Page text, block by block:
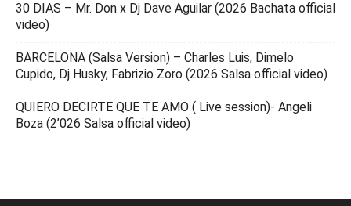
30 DIAS – Mr. Don x Dj Dave Aguilar (2026 Bachata official
video)
BARCELONA (Salsa Version) – Charles Luis, Dimelo
Cupido, Dj Husky, Fabrizio Zoro (2026 Salsa official video)
QUIERO DECIRTE QUE TE AMO ( Live session)- Angeli
Boza (2’026 Salsa official video)